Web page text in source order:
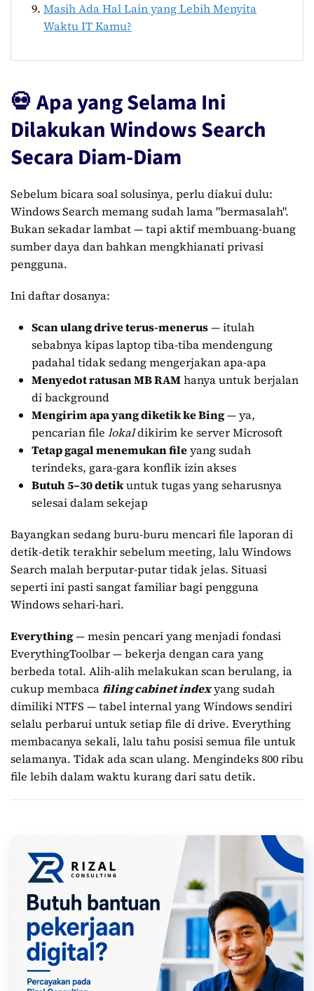
Masih Ada Hal Lain yang Lebih Menyita
Waktu IT Kamu?
💀 Apa yang Selama Ini
Dilakukan Windows Search
Secara Diam-Diam
Sebelum bicara soal solusinya, perlu diakui dulu:
Windows Search memang sudah lama "bermasalah".
Bukan sekadar lambat — tapi aktif membuang-buang
sumber daya dan bahkan mengkhianati privasi
pengguna.
Ini daftar dosanya:
Scan ulang drive terus-menerus— itulah
sebabnya kipas laptop tiba-tiba mendengung
padahal tidak sedang mengerjakan apa-apa
Menyedot ratusan MB RAMhanya untuk berjalan
di background
Mengirim apa yang diketik ke Bing— ya,
pencarian file lokaldikirim ke server Microsoft
Tetap gagal menemukan fileyang sudah
terindeks, gara-gara konflik izin akses
Butuh 5–30 detikuntuk tugas yang seharusnya
selesai dalam sekejap
Bayangkan sedang buru-buru mencari file laporan di
detik-detik terakhir sebelum meeting, lalu Windows
Search malah berputar-putar tidak jelas. Situasi
seperti ini pasti sangat familiar bagi pengguna
Windows sehari-hari.
Everything— mesin pencari yang menjadi fondasi
EverythingToolbar — bekerja dengan cara yang
berbeda total. Alih-alih melakukan scan berulang, ia
cukup membacafiling cabinet indexyang sudah
dimiliki NTFS — tabel internal yang Windows sendiri
selalu perbarui untuk setiap file di drive. Everything
membacanya sekali, lalu tahu posisi semua file untuk
selamanya. Tidak ada scan ulang. Mengindeks 800 ribu
file lebih dalam waktu kurang dari satu detik.